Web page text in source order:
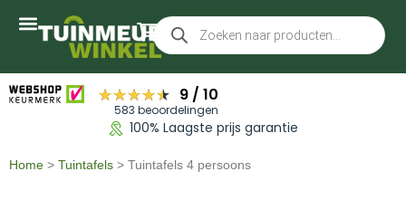
100% Laagste prijs garantie
★★★★★
★★★★★ 9 / 10
583 beoordelingen
Home > Tuintafels > Tuintafels 4 persoons